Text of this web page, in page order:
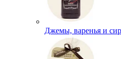
Джемы, варенья и